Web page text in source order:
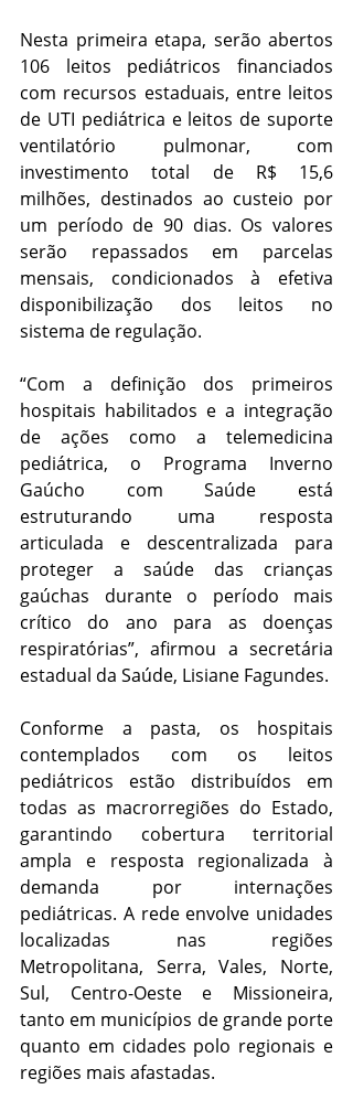
Nesta primeira etapa, serão abertos
106 leitos pediátricos financiados
com recursos estaduais, entre leitos
de UTI pediátrica e leitos de suporte
ventilatório pulmonar, com
investimento total de R$ 15,6
milhões, destinados ao custeio por
um período de 90 dias. Os valores
serão repassados em parcelas
mensais, condicionados à efetiva
disponibilização dos leitos no
sistema de regulação.
“Com a definição dos primeiros
hospitais habilitados e a integração
de ações como a telemedicina
pediátrica, o Programa Inverno
Gaúcho com Saúde está
estruturando uma resposta
articulada e descentralizada para
proteger a saúde das crianças
gaúchas durante o período mais
crítico do ano para as doenças
respiratórias”, afirmou a secretária
estadual da Saúde, Lisiane Fagundes.
Conforme a pasta, os hospitais
contemplados com os leitos
pediátricos estão distribuídos em
todas as macrorregiões do Estado,
garantindo cobertura territorial
ampla e resposta regionalizada à
demanda por internações
pediátricas. A rede envolve unidades
localizadas nas regiões
Metropolitana, Serra, Vales, Norte,
Sul, Centro-Oeste e Missioneira,
tanto em municípios de grande porte
quanto em cidades polo regionais e
regiões mais afastadas.